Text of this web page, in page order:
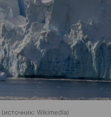
источник: Wikimedia